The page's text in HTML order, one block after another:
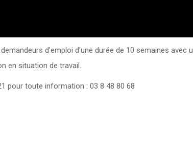
d’emploi d’une durée de 10 semaines
en situation de travail.
pour toute information : 03 8 48 80 68